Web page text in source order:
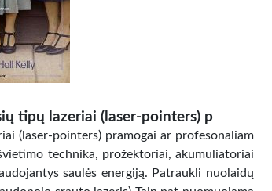
tipų lazeriai (laser-pointers) p
(laser-pointers) pramogai ar profesonaliam
technika, prožektoriai, akumuliatoriai
saulės energiją. Patraukli nuolaidų